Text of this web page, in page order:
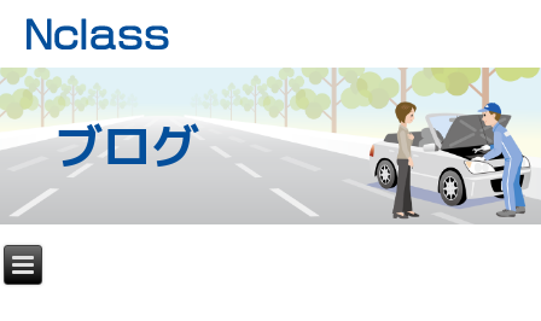
ブログ